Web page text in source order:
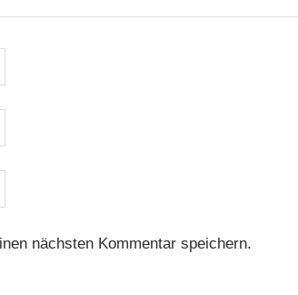
nächsten Kommentar speichern.